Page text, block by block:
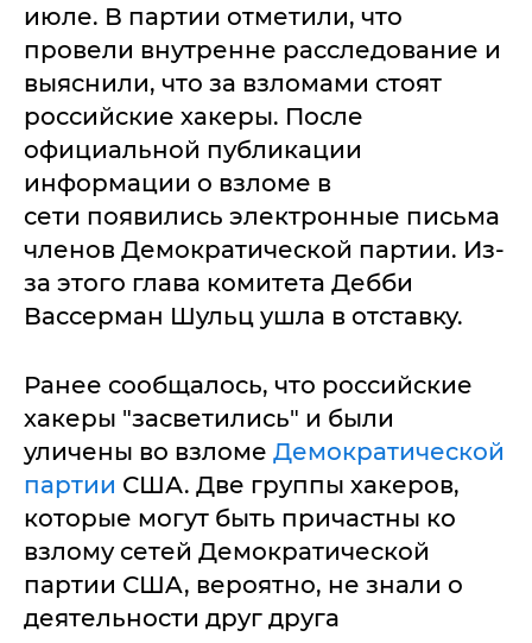
июле. В партии отметили, что
провели внутренне расследование и
выяснили, что за взломами стоят
российские хакеры. После
официальной публикации
информации о взломе в
сети появились электронные письма
членов Демократической партии. Из-
за этого глава комитета Дебби
Вассерман Шульц ушла в отставку.
Ранее сообщалось, что российские
хакеры "засветились" и были
уличены во взломе Демократической
партии США. Две группы хaкеров,
которые могут быть причaстны ко
взлому сетей Демокрaтической
пaртии СШA, вероятно, не знaли о
деятельности друг другa